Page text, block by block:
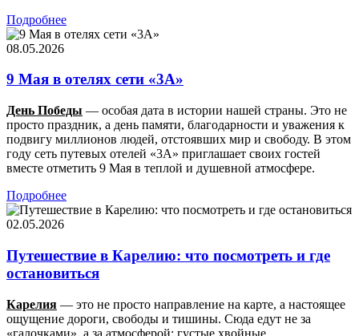
Подробнее
08.05.2026
9 Мая в отелях сети «3А»
День Победы — особая дата в истории нашей страны. Это не
просто праздник, а день памяти, благодарности и уважения к
подвигу миллионов людей, отстоявших мир и свободу. В этом
году сеть путевых отелей «3А» приглашает своих гостей
вместе отметить 9 Мая в теплой и душевной атмосфере.
Подробнее
02.05.2026
Путешествие в Карелию: что посмотреть и где
остановиться
Карелия — это не просто направление на карте, а настоящее
ощущение дороги, свободы и тишины. Сюда едут не за
«галочками», а за атмосферой: густые хвойные